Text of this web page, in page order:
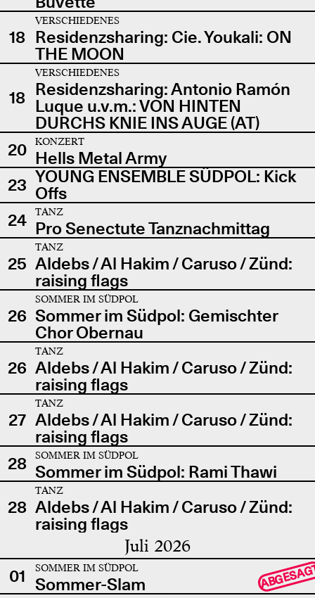
18
VERSCHIEDENES
Residenzsharing: Cie. Youkali: ON
THE MOON
18
VERSCHIEDENES
Residenzsharing: Antonio Ramón
Luque u.v.m.: VON HINTEN
DURCHS KNIE INS AUGE (AT)
20
KONZERT
Hells Metal Army
23 YOUNG ENSEMBLE SÜDPOL: Kick
Offs
24
TANZ
Pro Senectute Tanznachmittag
25
TANZ
Aldebs / Al Hakim / Caruso / Zünd:
raising flags
26
SOMMER IM SÜDPOL
Sommer im Südpol: Gemischter
Chor Obernau
26
TANZ
Aldebs / Al Hakim / Caruso / Zünd:
raising flags
27
TANZ
Aldebs / Al Hakim / Caruso / Zünd:
raising flags
28
SOMMER IM SÜDPOL
Sommer im Südpol: Rami Thawi
28
TANZ
Aldebs / Al Hakim / Caruso / Zünd:
raising flags
Juli 2026
01 SOMMER IM SÜDPOL
Sommer-Slam